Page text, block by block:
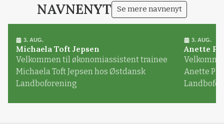
NAVNENYT Se mere navnenyt
3. AUG.
Michaela Toft Jepsen
Velkommen til økonomiassistent trainee
Michaela Toft Jepsen hos Østdansk
Landboforening
3. AUG.
Anette
Anette